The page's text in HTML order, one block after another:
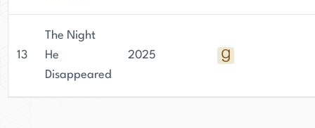
13
The Night
He
Disappeared
2025